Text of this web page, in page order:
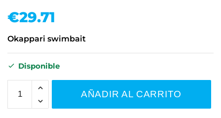
€29.71
Okappari swimbait
Disponible
AÑADIR AL CARRITO